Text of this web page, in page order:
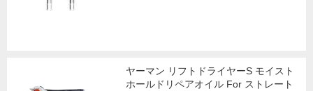
ヤーマン リフトドライヤーS モイスト
ホールドリペアオイル For ストレート